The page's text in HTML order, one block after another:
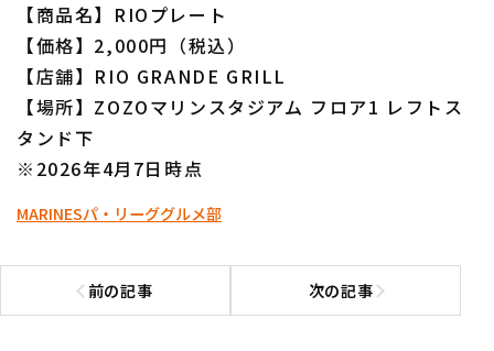
【商品名】RIOプレート
【価格】2,000円（税込）
【店舗】RIO GRANDE GRILL
【場所】ZOZOマリンスタジアム フロア1 レフトス
タンド下
※2026年4月7日時点
MARINESパ・リーググルメ部
前の記事
前の記事へ 次の記事次の記事へ